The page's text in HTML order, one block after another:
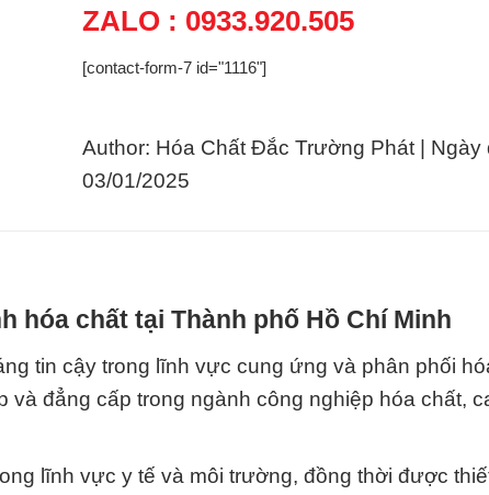
ZALO : 0933.920.505
[contact-form-7 id="1116"]
Author: Hóa Chất Đắc Trường Phát | Ngày
03/01/2025
hóa chất tại Thành phố Hồ Chí Minh
tin cậy trong lĩnh vực cung ứng và phân phối
đẳng cấp trong ngành công nghiệp hóa chất,
lĩnh vực y tế và môi trường, đồng thời được